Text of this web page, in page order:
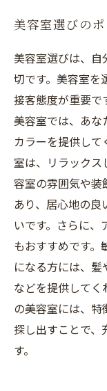
美容室選びのポ
美容室選びは、自
切です。美容室を
接客態度が重要で
美容室では、あな
カラーを提供し
室は、リラックス
容室の雰囲気や装
あり、居心地の
いです。さらに
もおすすめです
になる方には、
などを提供して
の美容室には、特
探し出すことで、
す。